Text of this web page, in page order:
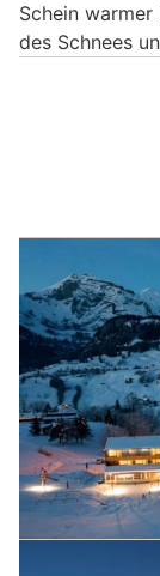
Schein
des Schnees